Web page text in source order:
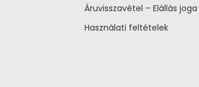
Áruvisszavétel – Elállás joga
Használati feltételek